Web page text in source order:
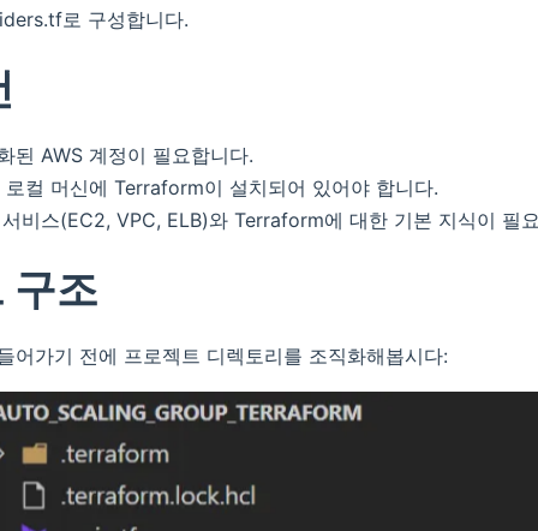
로 구성합니다.
된 AWS 계정이 필요합니다.
컬 머신에 Terraform이 설치되어 있어야 합니다.
비스(EC2, VPC, ELB)와 Terraform에 대한 기본 지식이 필
구조
어가기 전에 프로젝트 디렉토리를 조직화해봅시다: